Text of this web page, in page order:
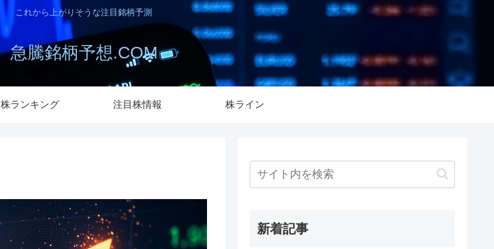
これから上がりそうな注目銘柄予測
急騰銘柄予想.COM
株ランキング 注目株情報 株ライン
新着記事